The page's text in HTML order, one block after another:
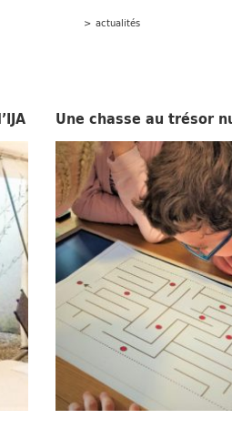
> actualités
Une chasse au trésor